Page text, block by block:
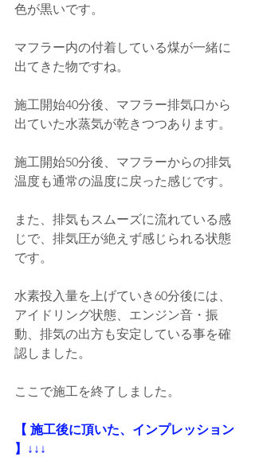
色が黒いです。
マフラー内の付着している煤が一緒に
出てきた物ですね。
施工開始40分後、 マフラー排気口から
出ていた水蒸気が乾きつつあります。
施工開始50分後、マフラーからの排気
温度も通常の温度に戻った感じです。
また、排気もスムーズに流れている感
じで、排気圧が絶えず感じられる状態
です。
水素投入量を上げていき60分後には、
アイドリング状態、エンジン音・振
動、排気の出方も安定している事を確
認しました。
ここで施工を終了しました。
【 施工後に頂いた、インプレッション
】↓↓↓